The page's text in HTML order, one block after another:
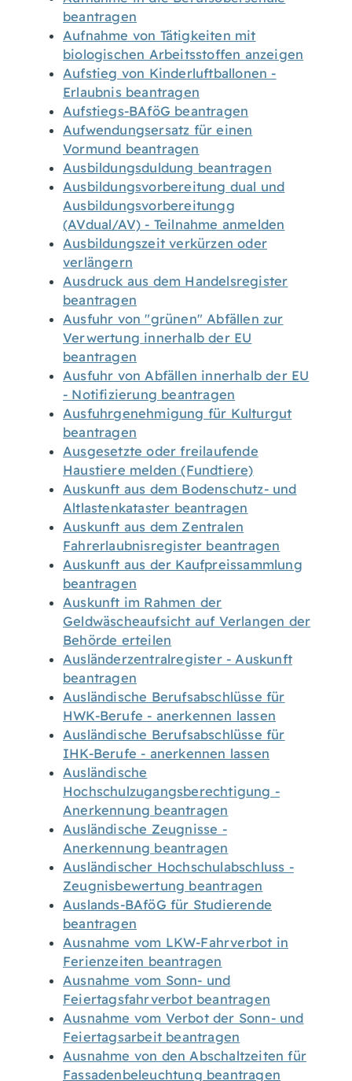
beantragen
Aufnahme von Tätigkeiten mit
biologischen Arbeitsstoffen anzeigen
Aufstieg von Kinderluftballonen -
Erlaubnis beantragen
Aufstiegs-BAföG beantragen
Aufwendungsersatz für einen
Vormund beantragen
Ausbildungsduldung beantragen
Ausbildungsvorbereitung dual und
Ausbildungsvorbereitungg
(AVdual/AV) - Teilnahme anmelden
Ausbildungszeit verkürzen oder
verlängern
Ausdruck aus dem Handelsregister
beantragen
Ausfuhr von "grünen" Abfällen zur
Verwertung innerhalb der EU
beantragen
Ausfuhr von Abfällen innerhalb der EU
- Notifizierung beantragen
Ausfuhrgenehmigung für Kulturgut
beantragen
Ausgesetzte oder freilaufende
Haustiere melden (Fundtiere)
Auskunft aus dem Bodenschutz- und
Altlastenkataster beantragen
Auskunft aus dem Zentralen
Fahrerlaubnisregister beantragen
Auskunft aus der Kaufpreissammlung
beantragen
Auskunft im Rahmen der
Geldwäscheaufsicht auf Verlangen der
Behörde erteilen
Ausländerzentralregister - Auskunft
beantragen
Ausländische Berufsabschlüsse für
HWK-Berufe - anerkennen lassen
Ausländische Berufsabschlüsse für
IHK-Berufe - anerkennen lassen
Ausländische
Hochschulzugangsberechtigung -
Anerkennung beantragen
Ausländische Zeugnisse -
Anerkennung beantragen
Ausländischer Hochschulabschluss -
Zeugnisbewertung beantragen
Auslands-BAföG für Studierende
beantragen
Ausnahme vom LKW-Fahrverbot in
Ferienzeiten beantragen
Ausnahme vom Sonn- und
Feiertagsfahrverbot beantragen
Ausnahme vom Verbot der Sonn- und
Feiertagsarbeit beantragen
Ausnahme von den Abschaltzeiten für
Fassadenbeleuchtung beantragen